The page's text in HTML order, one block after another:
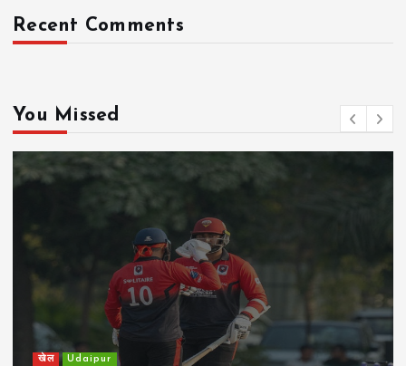
Recent Comments
You Missed
खेल Udaipur